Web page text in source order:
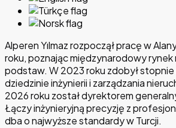
Alperen Yılmaz rozpoczął pracę w
roku, poznając międzynarodowy
podstaw. W 2023 roku zdobył
dziedzinie inżynierii i zarządzania
2026 roku został dyrektorem
Łączy inżynieryjną precyzję z
dba o najwyższe standardy w Turcji.